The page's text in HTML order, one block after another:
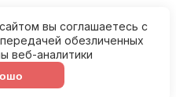
ОФОРМЛЕНИЯ И
вы соглашаетесь с
обезличенных
веб-аналитики